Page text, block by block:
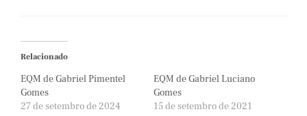
Relacionado
EQM de Gabriel Pimentel
Gomes
27 de setembro de 2024
EQM de Gabriel Luciano
Gomes
15 de setembro de 2021